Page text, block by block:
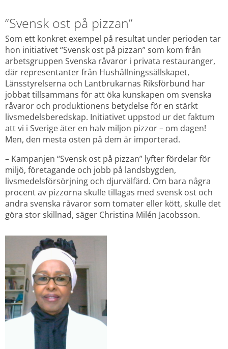
“Svensk ost på pizzan”
Som ett konkret exempel på resultat under perioden tar
hon initiativet “Svensk ost på pizzan” som kom från
arbetsgruppen Svenska råvaror i privata restauranger,
där representanter från Hushållningssällskapet,
Länsstyrelserna och Lantbrukarnas Riksförbund har
jobbat tillsammans för att öka kunskapen om svenska
råvaror och produktionens betydelse för en stärkt
livsmedelsberedskap. Initiativet uppstod ur det faktum
att vi i Sverige äter en halv miljon pizzor – om dagen!
Men, den mesta osten på dem är importerad.
– Kampanjen “Svensk ost på pizzan” lyfter fördelar för
miljö, företagande och jobb på landsbygden,
livsmedelsförsörjning och djurvälfärd. Om bara några
procent av pizzorna skulle tillagas med svensk ost och
andra svenska råvaror som tomater eller kött, skulle det
göra stor skillnad, säger Christina Milén Jacobsson.